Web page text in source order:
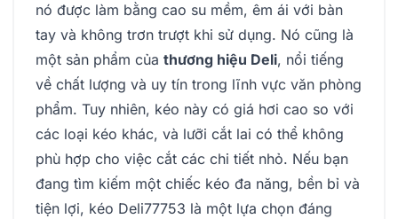
nó được làm bằng cao su mềm, êm ái với bàn
tay và không trơn trượt khi sử dụng. Nó cũng là
một sản phẩm của thương hiệu Deli, nổi tiếng
về chất lượng và uy tín trong lĩnh vực văn phòng
phẩm. Tuy nhiên, kéo này có giá hơi cao so với
các loại kéo khác, và lưỡi cắt lai có thể không
phù hợp cho việc cắt các chi tiết nhỏ. Nếu bạn
đang tìm kiếm một chiếc kéo đa năng, bền bỉ và
tiện lợi, kéo Deli77753 là một lựa chọn đáng